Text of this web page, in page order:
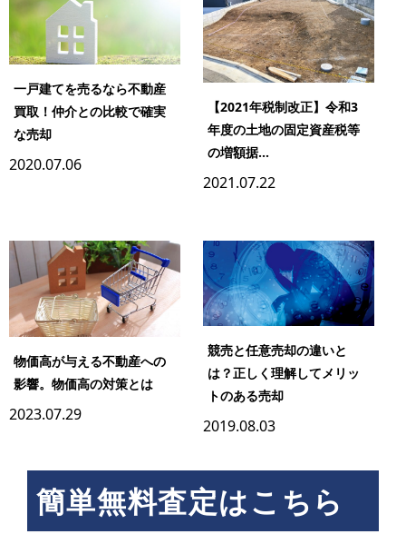
一戸建てを売るなら不動産
買取！仲介との比較で確実
な売却
2020.07.06
【2021年税制改正】令和3
年度の土地の固定資産税等
の増額据...
2021.07.22
物価高が与える不動産への
影響。物価高の対策とは
2023.07.29
競売と任意売却の違いと
は？正しく理解してメリッ
トのある売却
2019.08.03
簡単無料査定はこちら